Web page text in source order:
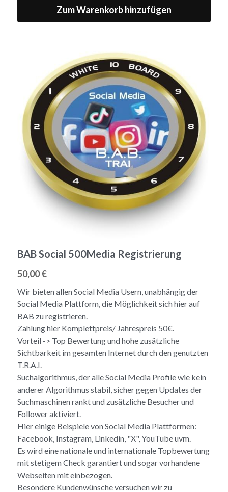
Zum Warenkorb hinzufügen
BAB Social 500Media Registrierung
50,00 €
Wir bieten allen Social Media Usern, unabhängig der
Social Media Plattform, die Möglichkeit sich hier auf
BAB zu registrieren.
Zahlung hier Komplettpreis/ Jahrespreis 50€.
Vorteil -> Top Bewertung und hohe zusätzliche
Sichtbarkeit im gesamten Internet durch den genutzten
T.R.A.I.
Suchalgorithmus, der alle Social Media Profile wie kein
anderer Algorithmus stabil, sicher gegen Updates der
Suchmaschinen rankt und zusätzliche Besucher und
Follower aktiviert.
Hier einige Beispiele von Social Media Plattformen:
Facebook, Instagram, Linkedin, "X", YouTube uvm.
Es wird eine nationale und internationale Topbewertung
mit stetigem Check garantiert und sogar vorhandene
Webseiten mit einbezogen.
Besondere Kundenwünsche versuchen wir zu